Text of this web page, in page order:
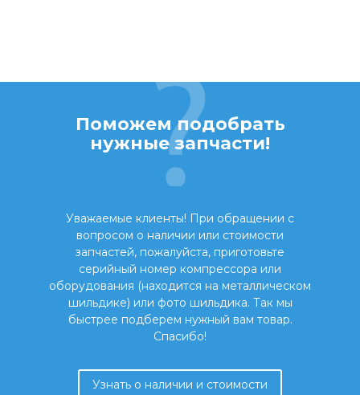
Поможем подобрать
нужные запчасти!
Уважаемые клиенты! При обращении с
вопросом о наличии или стоимости
запчастей, пожалуйста, приготовьте
серийный номер компрессора или
оборудования (находится на металлическом
шильдике) или фото шильдика. Так мы
быстрее подберем нужный вам товар.
Спасибо!
Узнать о наличии и стоимости